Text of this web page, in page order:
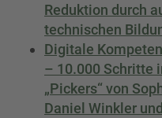
Reduktion durch
technischen
Digitale
– 10.000 Schritte
„Pickers“ von
Daniel Winkler